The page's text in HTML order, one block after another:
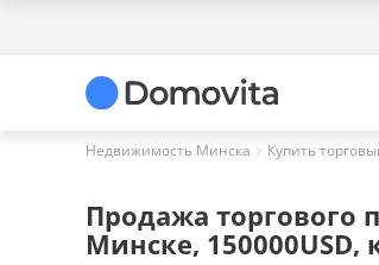
Недвижимость Минска Купить
Продажа торгового
Минске, 150000USD,